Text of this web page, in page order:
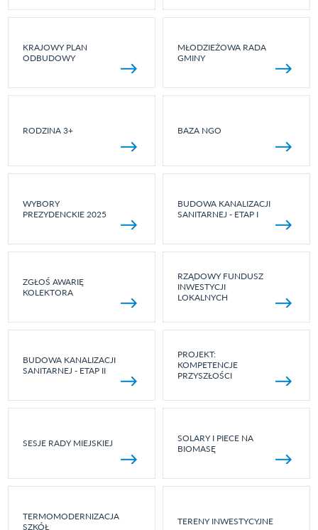
KRAJOWY PLAN
ODBUDOWY
MŁODZIEŻOWA RADA
GMINY
RODZINA 3+ BAZA NGO
WYBORY
PREZYDENCKIE 2025
BUDOWA KANALIZACJI
SANITARNEJ - ETAP I
ZGŁOŚ AWARIĘ
KOLEKTORA
RZĄDOWY FUNDUSZ
INWESTYCJI
LOKALNYCH
BUDOWA KANALIZACJI
SANITARNEJ - ETAP II
PROJEKT:
KOMPETENCJE
PRZYSZŁOŚCI
SESJE RADY MIEJSKIEJ
SOLARY I PIECE NA
BIOMASĘ
TERMOMODERNIZACJA
SZKÓŁ
TERENY INWESTYCYJNE